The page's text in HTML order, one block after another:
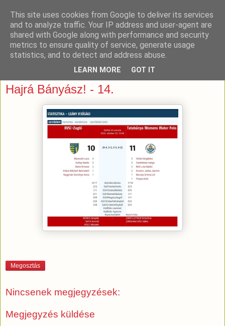
Hajrá Bányász! - 14.
Megosztás
Nincsenek megjegyzések:
Megjegyzés küldése
This site uses cookies from Google to deliver its services
and to analyze traffic. Your IP address and user-agent are
shared with Google along with performance and security
metrics to ensure quality of service, generate usage
statistics, and to detect and address abuse.
LEARN MORE GOT IT